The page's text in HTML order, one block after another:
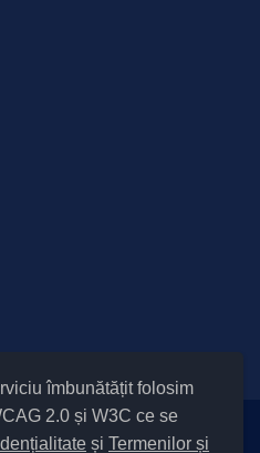
îmbunătățit folosim
2.0 și W3C ce se
și Termenilor și